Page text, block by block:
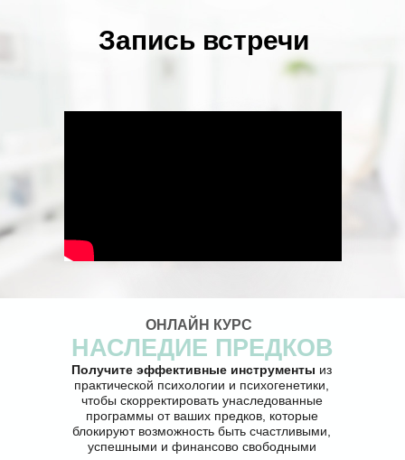
Запись встречи
НАСЛЕДИЕ ПРЕДКОВ
ОНЛАЙН КУРС
Получите эффективные инструменты из
практической психологии и психогенетики,
чтобы скорректировать унаследованные
программы от ваших предков, которые
блокируют возможность быть счастливыми,
успешными и финансово свободными